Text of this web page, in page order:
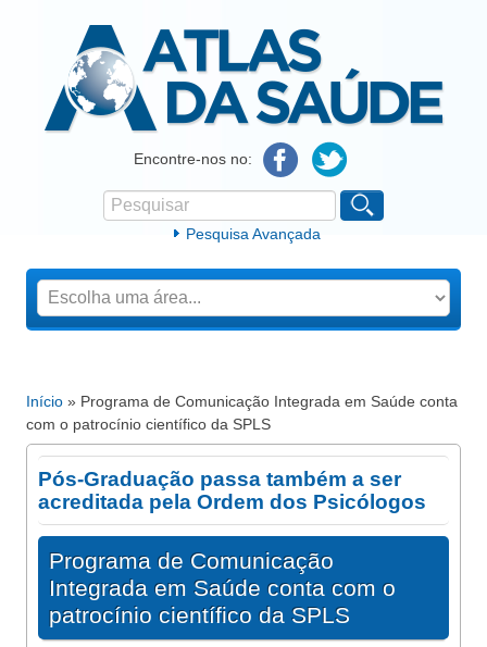
Atlas da SaúdeEncontre-nos no:
Formulário de procura
Pesquisar
Pesquisa Avançada
Está aqui
Início » Programa de Comunicação Integrada em Saúde conta
com o patrocínio científico da SPLS
Pós-Graduação passa também a ser
acreditada pela Ordem dos Psicólogos
Programa de Comunicação
Integrada em Saúde conta com o
patrocínio científico da SPLS